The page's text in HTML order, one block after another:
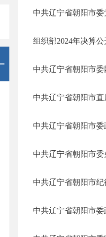
中共辽宁省朝阳市
组织部2024年决算公
中共辽宁省朝阳市
中共辽宁省朝阳市
中共辽宁省朝阳市
中共辽宁省朝阳市
中共辽宁省朝阳市